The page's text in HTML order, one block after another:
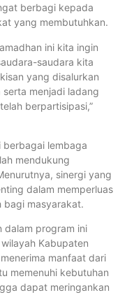
berbagi kepada
yang membutuhkan.
ini kita ingin
saudara kita
yang disalurkan
menjadi ladang
berpartisipasi,”
berbagai lembaga
mendukung
sinergi yang
dalam memperluas
bagi masyarakat.
dalam program ini
Kabupaten
manfaat dari
memenuhi kebutuhan
dapat meringankan